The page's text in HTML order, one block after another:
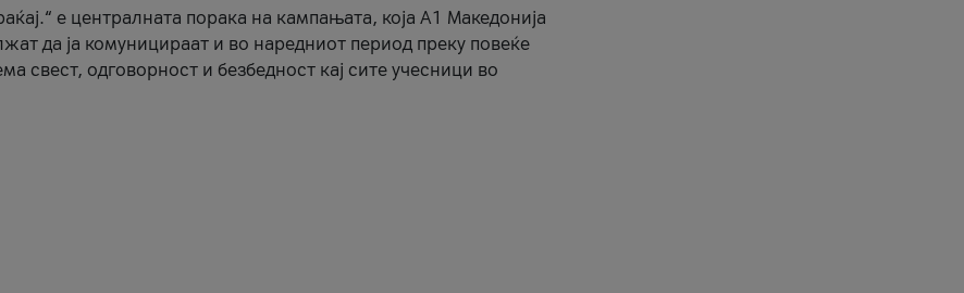
е централната порака на кампањата, која A1 Македонија
да ја комуницираат и во наредниот период преку повеќе
свест, одговорност и безбедност кај сите учесници во